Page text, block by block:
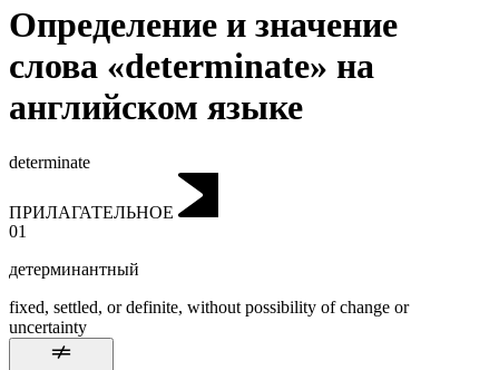
Определение и значение
слова «determinate» на
английском языке
determinate
ПРИЛАГАТЕЛЬНОЕ
01
детерминантный
fixed, settled, or definite, without possibility of change or
uncertainty